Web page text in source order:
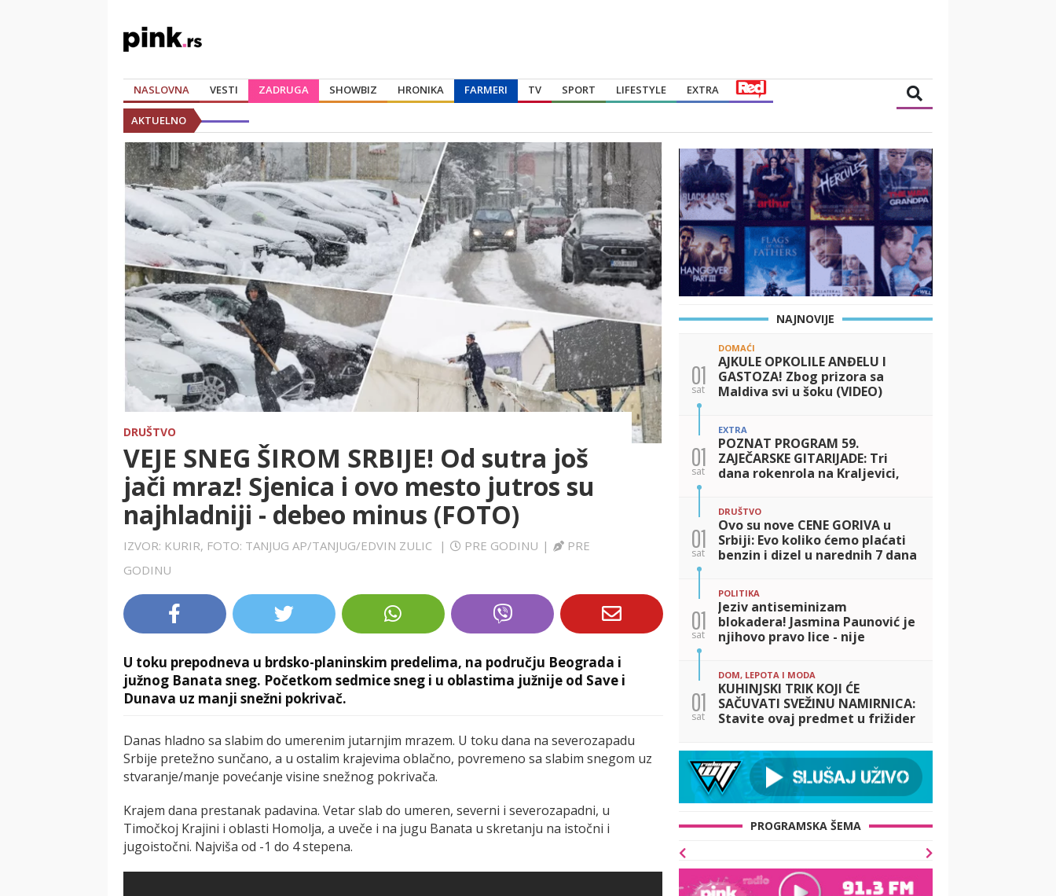
NASLOVNA VESTI ZADRUGA SHOWBIZ HRONIKA FARMERI TV SPORT LIFESTYLE EXTRA
AKTUELNO
DRUŠTVO
VEJE SNEG ŠIROM SRBIJE! Od sutra još
jači mraz! Sjenica i ovo mesto jutros su
najhladniji - debeo minus (FOTO)
IZVOR: KURIR, FOTO: TANJUG AP/TANJUG/EDVIN ZULIC | PRE GODINU |
PRE
GODINU
U toku prepodneva u brdsko-planinskim predelima, na području Beograda i
južnog Banata sneg. Početkom sedmice sneg i u oblastima južnije od Save i
Dunava uz manji snežni pokrivač.
Danas hladno sa slabim do umerenim jutarnjim mrazem. U toku dana na severozapadu
Srbije pretežno sunčano, a u ostalim krajevima oblačno, povremeno sa slabim snegom uz
stvaranje/manje povećanje visine snežnog pokrivača.
Krajem dana prestanak padavina. Vetar slab do umeren, severni i severozapadni, u
Timočkoj Krajini i oblasti Homolja, a uveče i na jugu Banata u skretanju na istočni i
jugoistočni. Najviša od -1 do 4 stepena.
NAJNOVIJE
01
sat
DOMAĆI
AJKULE OPKOLILE ANĐELU I
GASTOZA! Zbog prizora sa
Maldiva svi u šoku (VIDEO)
01
sat
EXTRA
POZNAT PROGRAM 59.
ZAJEČARSKE GITARIJADE: Tri
dana rokenrola na Kraljevici,
01
sat
DRUŠTVO
Ovo su nove CENE GORIVA u
Srbiji: Evo koliko ćemo plaćati
benzin i dizel u narednih 7 dana
01
sat
POLITIKA
Jeziv antiseminizam
blokadera! Jasmina Paunović je
njihovo pravo lice - nije
01
sat
DOM, LEPOTA I MODA
KUHINJSKI TRIK KOJI ĆE
SAČUVATI SVEŽINU NAMIRNICA:
Stavite ovaj predmet u frižider
PROGRAMSKA ŠEMA